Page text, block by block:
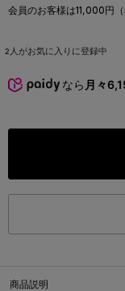
会員のお客様は11,000円
2 人がお気に入りに登録中
なら 月々
商品説明